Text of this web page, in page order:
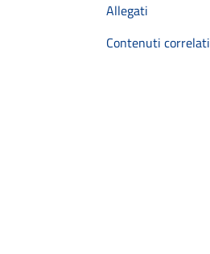
Allegati
Contenuti correlati